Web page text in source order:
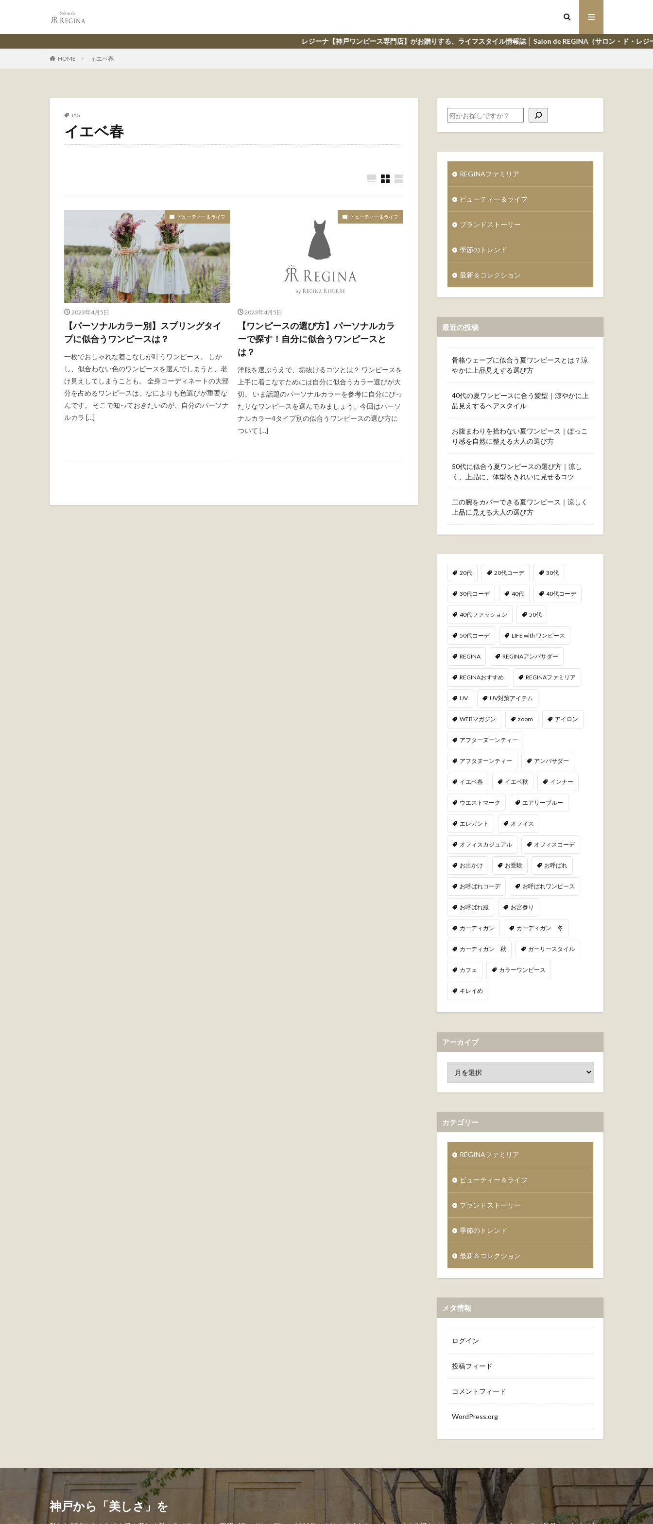
レジーナ【神戸ワンピース専門店】がお贈りする、ライフスタイル情報誌 │ Salon de REGINA（サロン・ド・レジーナ）
HOME イエベ春
TAG
イエベ春
ビューティー＆ライフ
2023年4月5日
【パーソナルカラー別】スプリングタイ
プに似合うワンピースは？
一枚でおしゃれな着こなしが叶うワンピース。 しか
し、似合わない色のワンピースを選んでしまうと、老
け見えしてしまうことも。 全身コーディネートの大部
分を占めるワンピースは、なによりも色選びが重要な
んです。 そこで知っておきたいのが、自分のパーソナ
ルカラ […]
ビューティー＆ライフ
2023年4月5日
【ワンピースの選び方】パーソナルカラ
ーで探す！自分に似合うワンピースと
は？
洋服を選ぶうえで、垢抜けるコツとは？ ワンピースを
上手に着こなすためには自分に似合うカラー選びが大
切。 いま話題のパーソナルカラーを参考に自分にぴっ
たりなワンピースを選んでみましょう。今回はパーソ
ナルカラー4タイプ別の似合うワンピースの選び方に
ついて […]
REGINAファミリア
ビューティー＆ライフ
ブランドストーリー
季節のトレンド
最新＆コレクション
最近の投稿
骨格ウェーブに似合う夏ワンピースとは？涼
やかに上品見えする選び方
40代の夏ワンピースに合う髪型｜涼やかに上
品見えするヘアスタイル
お腹まわりを拾わない夏ワンピース｜ぽっこ
り感を自然に整える大人の選び方
50代に似合う夏ワンピースの選び方｜涼し
く、上品に、体型をきれいに見せるコツ
二の腕をカバーできる夏ワンピース｜涼しく
上品に見える大人の選び方
20代 20代コーデ 30代
30代コーデ 40代 40代コーデ
40代ファッション 50代
50代コーデ LIFE with ワンピース
REGINA REGINAアンバサダー
REGINAおすすめ REGINAファミリア
UV UV対策アイテム
WEBマガジン zoom アイロン
アフターヌーンティー
アフタヌーンティー アンバサダー
イエベ春 イエベ秋 インナー
ウエストマーク エアリーブルー
エレガント オフィス
オフィスカジュアル オフィスコーデ
お出かけ お受験 お呼ばれ
お呼ばれコーデ お呼ばれワンピース
お呼ばれ服 お宮参り
カーディガン カーディガン 冬
カーディガン 秋 ガーリースタイル
カフェ カラーワンピース
キレイめ
アーカイブ
カテゴリー
REGINAファミリア
ビューティー＆ライフ
ブランドストーリー
季節のトレンド
最新＆コレクション
メタ情報
ログイン
投稿フィード
コメントフィード
WordPress.org
神戸から「美しさ」を" width="1000" height="1000" >
神戸から「美しさ」を